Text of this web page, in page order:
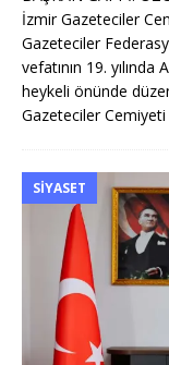
İzmir Gazeteciler
Gazeteciler
vefatının 19. yılında
heykeli önünde
Gazeteciler
SIYASET